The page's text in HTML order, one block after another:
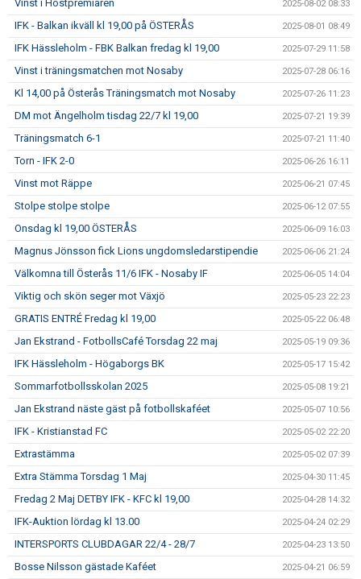
Vinst i Höstpremiären 2025-08-02 08:33
IFK - Balkan ikväll kl 19,00 på ÖSTERÅS 2025-08-01 08:49
IFK Hässleholm - FBK Balkan fredag kl 19,00 2025-07-29 11:58
Vinst i träningsmatchen mot Nosaby 2025-07-28 06:16
Kl 14,00 på Österås Träningsmatch mot Nosaby 2025-07-26 11:23
DM mot Ängelholm tisdag 22/7 kl 19,00 2025-07-21 19:39
Träningsmatch 6-1 2025-07-21 11:40
Torn - IFK 2-0 2025-06-26 16:11
Vinst mot Räppe 2025-06-21 07:45
Stolpe stolpe stolpe 2025-06-12 07:55
Onsdag kl 19,00 ÖSTERÅS 2025-06-09 16:03
Magnus Jönsson fick Lions ungdomsledarstipendie 2025-06-06 21:24
Välkomna till Österås 11/6 IFK - Nosaby IF 2025-06-05 14:04
Viktig och skön seger mot Växjö 2025-05-23 22:23
GRATIS ENTRÉ Fredag kl 19,00 2025-05-22 06:48
Jan Ekstrand - FotbollsCafé Torsdag 22 maj 2025-05-19 09:36
IFK Hässleholm - Högaborgs BK 2025-05-17 15:42
Sommarfotbollsskolan 2025 2025-05-08 19:21
Jan Ekstrand näste gäst på fotbollskaféet 2025-05-07 10:56
IFK - Kristianstad FC 2025-05-02 22:20
Extrastämma 2025-05-02 07:39
Extra Stämma Torsdag 1 Maj 2025-04-30 11:45
Fredag 2 Maj DETBY IFK - KFC kl 19,00 2025-04-28 14:32
IFK-Auktion lördag kl 13.00 2025-04-24 02:29
INTERSPORTS CLUBDAGAR 22/4 - 28/7 2025-04-23 13:50
Bosse Nilsson gästade Kaféet 2025-04-21 06:59